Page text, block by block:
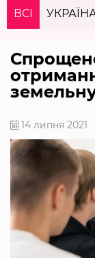
ВСІ
14 липня 2021